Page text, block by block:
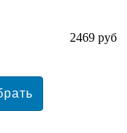
2469 руб